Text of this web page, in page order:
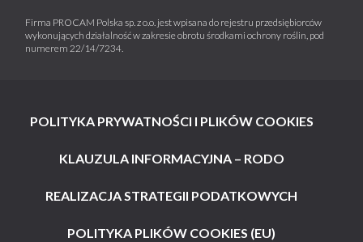
Firma PROCAM Polska sp. z o.o. jest wpisana do rejestru przedsiębiorców
wykonujących działalność w zakresie obrotu środkami ochrony roślin, pod
numerem 22/14/7234.
POLITYKA PRYWATNOŚCI I PLIKÓW COOKIES
KLAUZULA INFORMACYJNA – RODO
REALIZACJA STRATEGII PODATKOWYCH
POLITYKA PLIKÓW COOKIES (EU)